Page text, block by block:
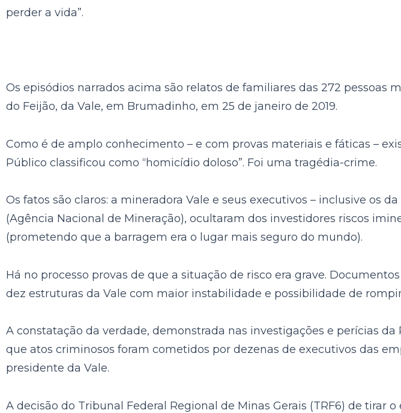
perder a vida”.
Os episódios narrados acima são relatos de familiares das 272
do Feijão, da Vale, em Brumadinho, em 25 de janeiro de 2019.
Como é de amplo conhecimento – e com provas materiais e fáticas –
Público classificou como “homicídio doloso”. Foi uma tragédia-crime.
Os fatos são claros: a mineradora Vale e seus executivos – inclusive os
(Agência Nacional de Mineração), ocultaram dos investidores riscos
(prometendo que a barragem era o lugar mais seguro do mundo).
Há no processo provas de que a situação de risco era grave.
dez estruturas da Vale com maior instabilidade e possibilidade de
A constatação da verdade, demonstrada nas investigações e perícias
que atos criminosos foram cometidos por dezenas de executivos das
presidente da Vale.
A decisão do Tribunal Federal Regional de Minas Gerais (TRF6) de tirar